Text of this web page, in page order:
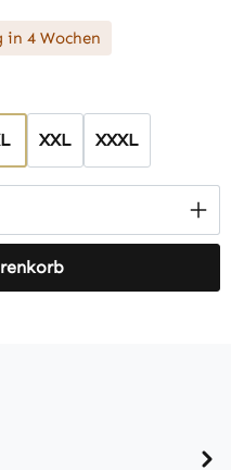
4 Wochen
XXL XXXL
gewünschten